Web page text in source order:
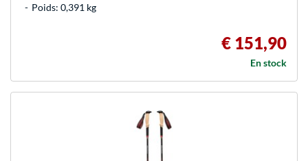
Poids: 0,391 kg
€ 151,90
En stock